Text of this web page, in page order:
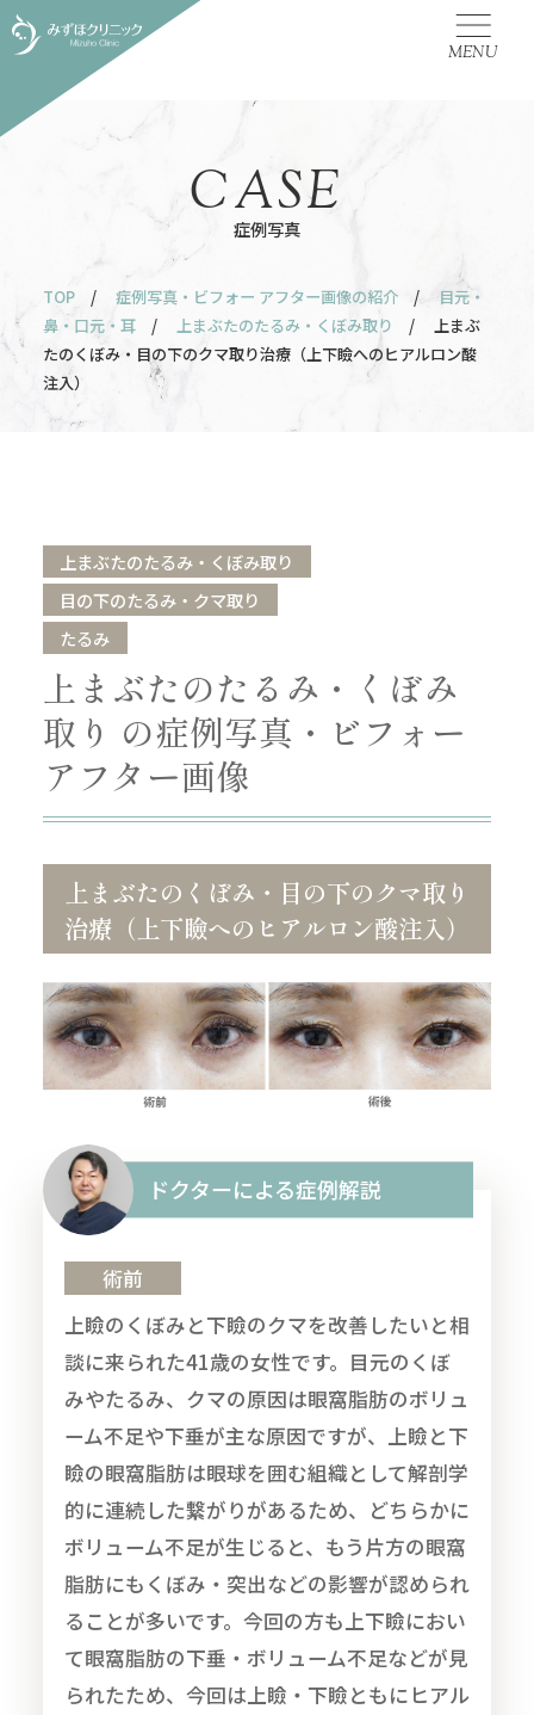
MENU
症例写真
CASE
TOP / 症例写真・ビフォー アフター画像の紹介 /
目元・
鼻・口元・耳
/ 上まぶたのたるみ・くぼみ取り
/ 上まぶ
たのくぼみ・目の下のクマ取り治療（上下瞼へのヒアルロン酸
注入）
上まぶたのたるみ・くぼみ取り
目の下のたるみ・クマ取り
たるみ
上まぶたのたるみ・くぼみ
取り の症例写真・ビフォー
アフター画像
上まぶたのくぼみ・目の下のクマ取り
治療（上下瞼へのヒアルロン酸注入）
ドクターによる症例解説
術前
上瞼のくぼみと下瞼のクマを改善したいと相
談に来られた41歳の女性です。目元のくぼ
みやたるみ、クマの原因は眼窩脂肪のボリュ
ーム不足や下垂が主な原因ですが、上瞼と下
瞼の眼窩脂肪は眼球を囲む組織として解剖学
的に連続した繋がりがあるため、どちらかに
ボリューム不足が生じると、もう片方の眼窩
脂肪にもくぼみ・突出などの影響が認められ
ることが多いです。今回の方も上下瞼におい
て眼窩脂肪の下垂・ボリューム不足などが見
られたため、今回は上瞼・下瞼ともにヒアル